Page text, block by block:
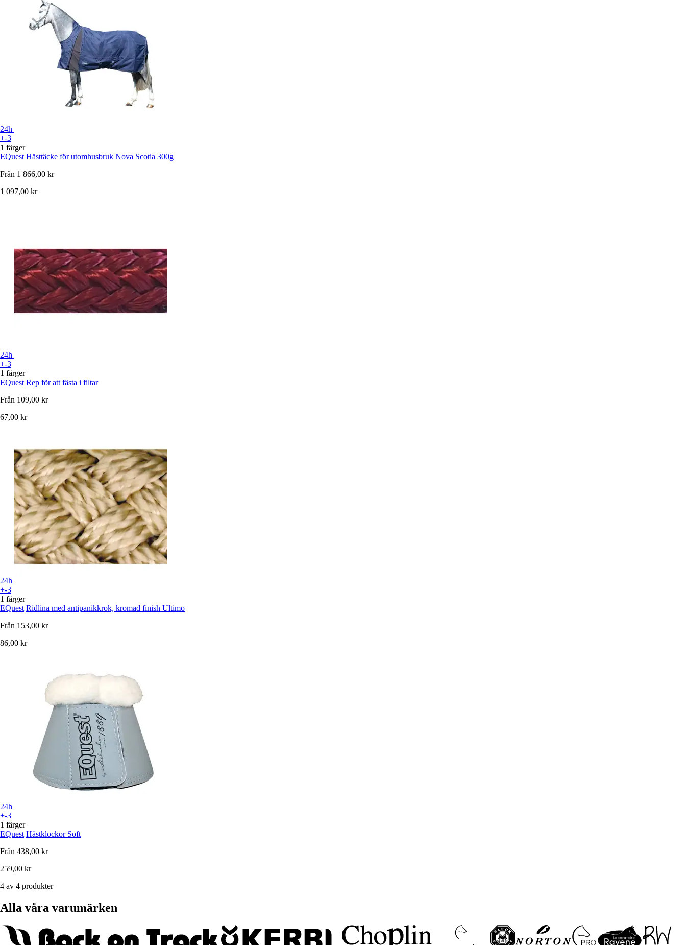
24h
+-3
1 färger
EQuest Hästtäcke för utomhusbruk Nova Scotia 300g
Från 1 866,00 kr
1 097,00 kr
24h
+-3
1 färger
EQuest Rep för att fästa i filtar
Från 109,00 kr
67,00 kr
24h
+-3
1 färger
EQuest Ridlina med antipanikkrok, kromad finish Ultimo
Från 153,00 kr
86,00 kr
24h
+-3
1 färger
EQuest Hästklockor Soft
Från 438,00 kr
259,00 kr
4 av 4 produkter
Alla våra varumärken